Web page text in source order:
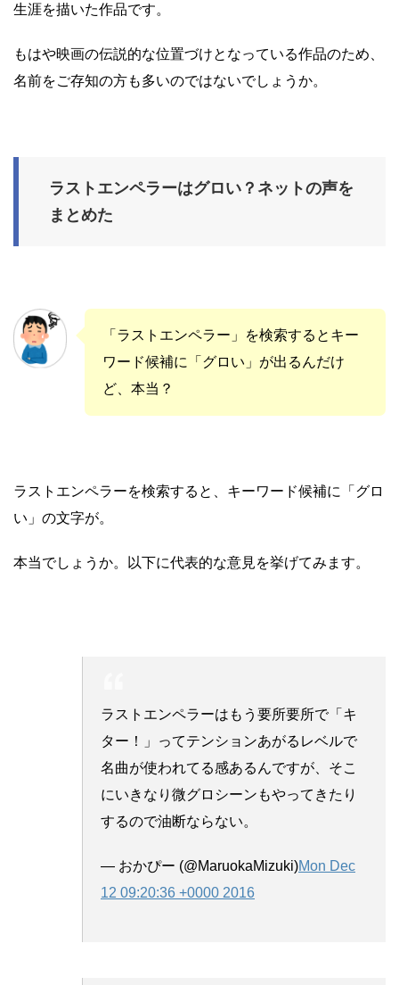
生涯を描いた作品です。
もはや映画の伝説的な位置づけとなっている作品のため、
名前をご存知の方も多いのではないでしょうか。
ラストエンペラーはグロい？ネットの声を
まとめた
「ラストエンペラー」を検索するとキー
ワード候補に「グロい」が出るんだけ
ど、本当？
ラストエンペラーを検索すると、キーワード候補に「グロ
い」の文字が。
本当でしょうか。以下に代表的な意見を挙げてみます。
ラストエンペラーはもう要所要所で「キ
ター！」ってテンションあがるレベルで
名曲が使われてる感あるんですが、そこ
にいきなり微グロシーンもやってきたり
するので油断ならない。
— おかぴー (@MaruokaMizuki)Mon Dec
12 09:20:36 +0000 2016